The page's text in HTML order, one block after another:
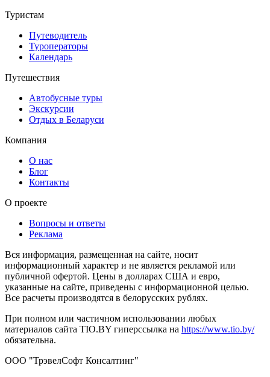
Туристам
Путеводитель
Туроператоры
Календарь
Путешествия
Автобусные туры
Экскурсии
Отдых в Беларуси
Компания
О нас
Блог
Контакты
О проекте
Вопросы и ответы
Реклама
Вся информация, размещенная на сайте, носит
информационный характер и не является рекламой или
публичной офертой. Цены в долларах США и евро,
указанные на сайте, приведены с информационной целью.
Все расчеты производятся в белорусских рублях.
При полном или частичном использовании любых
материалов сайта TIO.BY гиперссылка на https://www.tio.by/
обязательна.
ООО "ТрэвелСофт Консалтинг"